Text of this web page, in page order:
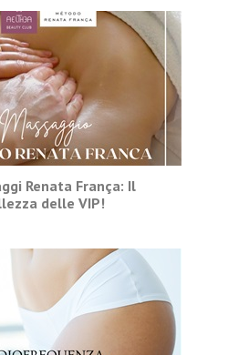
Renata França: Il
delle VIP!